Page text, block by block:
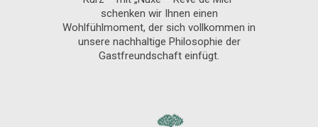
schenken wir Ihnen einen
Wohlfühlmoment, der sich vollkommen in
unsere nachhaltige Philosophie der
Gastfreundschaft einfügt.